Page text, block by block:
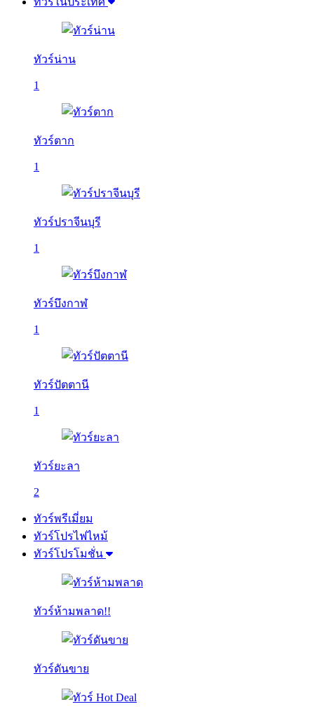
ทัวร์น่าน
1
ทัวร์ตาก
1
ทัวร์ปราจีนบุรี
1
ทัวร์บึงกาฬ
1
ทัวร์ปัตตานี
1
ทัวร์ยะลา
2
ทัวร์พรีเมี่ยม
ทัวร์โปรไฟไหม้
ทัวร์โปรโมชั่น
ทัวร์ห้ามพลาด!!
ทัวร์ดันขาย